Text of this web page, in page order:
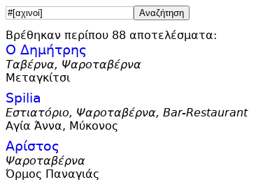
Βρέθηκαν περίπου 88 αποτελέσματα:
Ο Δημήτρης
Ταβέρνα, Ψαροταβέρνα
Μεταγκίτσι
Spilia
Εστιατόριο, Ψαροταβέρνα, Bar-Restaurant
Αγία Άννα, Μύκονος
Αρίστος
Ψαροταβέρνα
Όρμος Παναγιάς